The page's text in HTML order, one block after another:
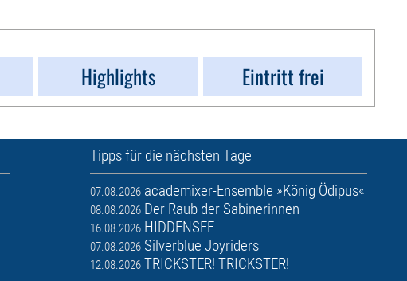
Highlights Eintritt frei
Tipps für die nächsten Tage
07.08.2026 academixer-Ensemble »König Ödipus«
08.08.2026 Der Raub der Sabinerinnen
16.08.2026 HIDDENSEE
07.08.2026 Silverblue Joyriders
12.08.2026 TRICKSTER! TRICKSTER!